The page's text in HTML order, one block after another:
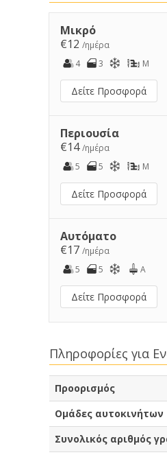
Μικρό
€12 /ημέρα
4
3 M
Δείτε Προσφορά
Περιουσία
€14/ημέρα
5
5 M
Δείτε Προσφορά
Αυτόματο
€17 /ημέρα
5
5 A
Δείτε Προσφορά
Πληροφορίες για
Προορισμός
Ομάδες αυτοκινήτων
Συνολικός αριθμός